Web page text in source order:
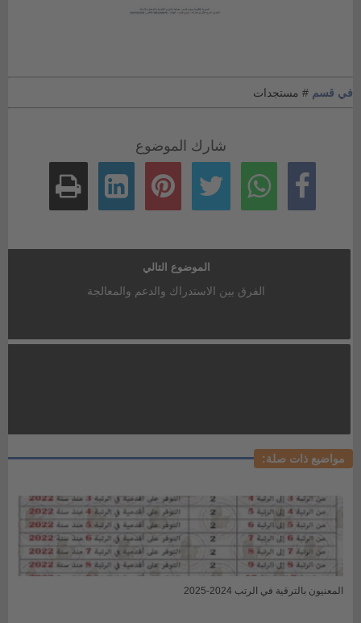
في قسم # مستجدات
شارك الموضوع
الموضوع التالي
الفرق بين الاستدراك والدعم والمعالجة
مواضيع ذات صلة:
المعنيون بالترقية في الرتب 2024-2025